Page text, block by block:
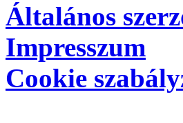
Általános
Impresszum
Cookie